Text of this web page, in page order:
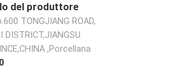
del produttore
TONGJIANG ROAD,
DISTRICT,JIANGSU
,Porcellana